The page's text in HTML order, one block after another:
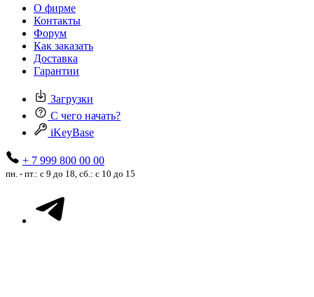
О фирме
Контакты
Форум
Как заказать
Доставка
Гарантии
Загрузки
С чего начать?
iKeyBase
+ 7 999 800 00 00
пн. - пт.: с 9 до 18, сб.: с 10 до 15